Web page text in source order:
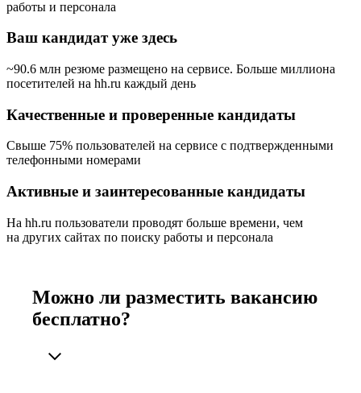
работы и персонала
Ваш кандидат уже здесь
~90.6 млн резюме размещено на сервисе. Больше миллиона
посетителей на hh.ru каждый день
Качественные и проверенные кандидаты
Свыше 75% пользователей на сервисе с подтвержденными
телефонными номерами
Активные и заинтересованные кандидаты
На hh.ru пользователи проводят больше времени, чем
на других сайтах по поиску работы и персонала
Можно ли разместить вакансию
бесплатно?